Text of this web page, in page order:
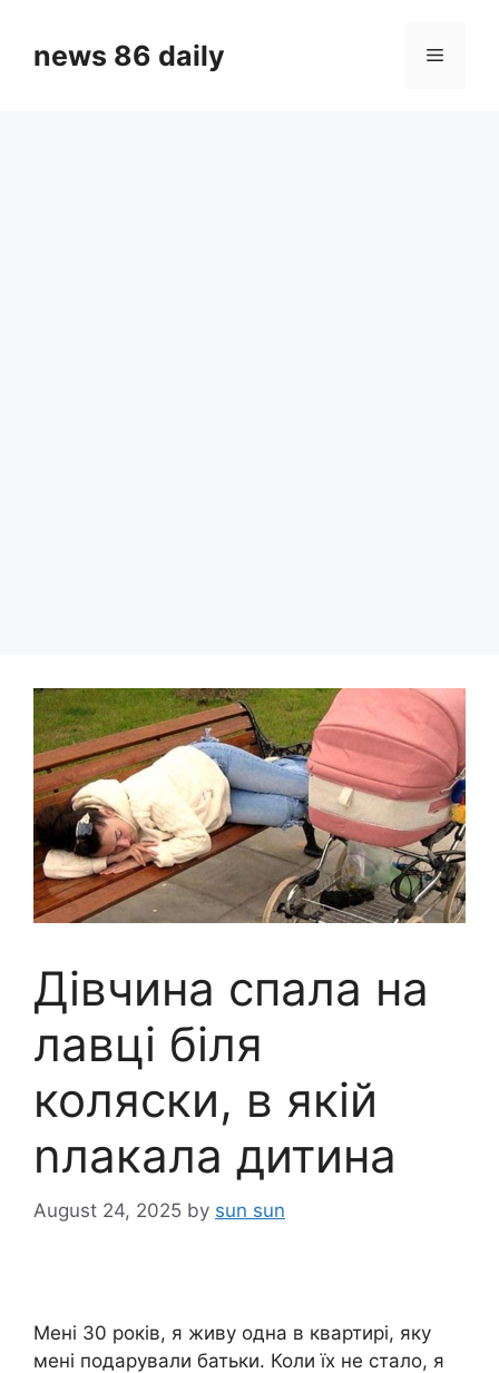
contentnews 86 daily Menu
Дівчина спала на
лавці біля
коляски, в якій
nлакала дитина
August 24, 2025 by sun sun
Мені 30 років, я живу одна в квартирі, яку
мені подарували батьки. Коли їх не стало, я